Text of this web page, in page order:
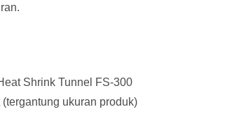
Shrink Tunnel FS-300
ukuran produk)